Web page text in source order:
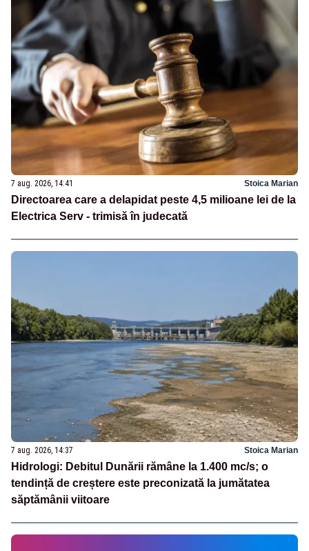
7 aug. 2026, 14:41 Stoica Marian
Directoarea care a delapidat peste 4,5 milioane lei de la
Electrica Serv - trimisă în judecată
7 aug. 2026, 14:37 Stoica Marian
Hidrologi: Debitul Dunării rămâne la 1.400 mc/s; o
tendință de creștere este preconizată la jumătatea
săptămânii viitoare